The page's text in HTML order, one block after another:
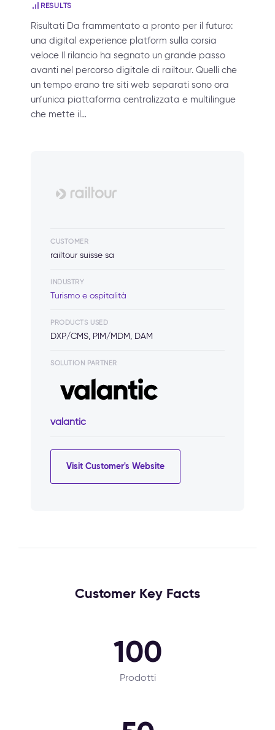
RESULTS
Risultati Da frammentato a pronto per il futuro:
una digital experience platform sulla corsia
veloce Il rilancio ha segnato un grande passo
avanti nel percorso digitale di railtour. Quelli che
un tempo erano tre siti web separati sono ora
un’unica piattaforma centralizzata e multilingue
che mette il…
CUSTOMER
railtour suisse sa
INDUSTRY
Turismo e ospitalità
PRODUCTS USED
DXP/CMS, PIM/MDM, DAM
SOLUTION PARTNER
valantic
Visit Customer's Website
Customer Key Facts
100
Prodotti